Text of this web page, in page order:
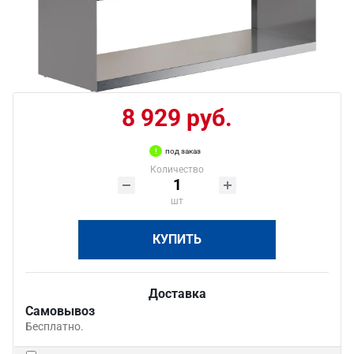
8 929 руб.
под заказ
Количество
шт
КУПИТЬ
Доставка
Самовывоз
Бесплатно.